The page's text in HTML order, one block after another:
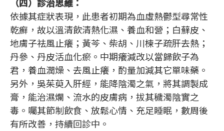
依據其症狀表現，此患者初期為血虛熱鬱型尋常性
乾癬，故以溫清飲清熱化濕、養血和營；白蘚皮、
地膚子祛風止癢；黃芩、柴胡、川楝子疏肝去熱；
丹參、丹皮活血化瘀。中期癢減改以當歸飲子為
君，養血潤燥、去風止癢，酌量加減其它單味藥。
另外，吳茱萸入肝經，能降陰濁之氣，將其調製成
膏，能治濕爛、流水的皮膚病，拔其穢濁陰實之
毒。囑其節制飲食、放鬆心情、充足睡眠，數周後
有所改善，持續回診中。